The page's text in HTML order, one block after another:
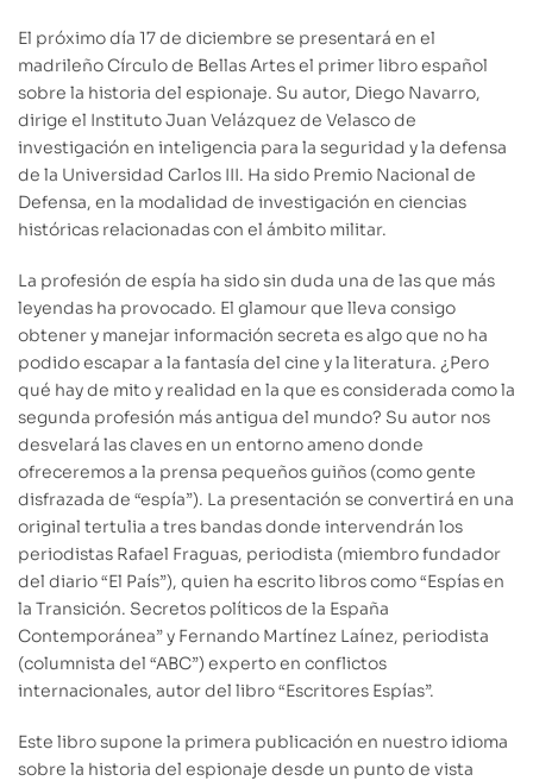
El próximo día 17 de diciembre se presentará en el
madrileño Círculo de Bellas Artes el primer libro español
sobre la historia del espionaje. Su autor, Diego Navarro,
dirige el Instituto Juan Velázquez de Velasco de
investigación en inteligencia para la seguridad y la defensa
de la Universidad Carlos III. Ha sido Premio Nacional de
Defensa, en la modalidad de investigación en ciencias
históricas relacionadas con el ámbito militar.
La profesión de espía ha sido sin duda una de las que más
leyendas ha provocado. El glamour que lleva consigo
obtener y manejar información secreta es algo que no ha
podido escapar a la fantasía del cine y la literatura. ¿Pero
qué hay de mito y realidad en la que es considerada como la
segunda profesión más antigua del mundo? Su autor nos
desvelará las claves en un entorno ameno donde
ofreceremos a la prensa pequeños guiños (como gente
disfrazada de “espía”). La presentación se convertirá en una
original tertulia a tres bandas donde intervendrán los
periodistas Rafael Fraguas, periodista (miembro fundador
del diario “El País”), quien ha escrito libros como “Espías en
la Transición. Secretos políticos de la España
Contemporánea” y Fernando Martínez Laínez, periodista
(columnista del “ABC”) experto en conflictos
internacionales, autor del libro “Escritores Espías”.
Este libro supone la primera publicación en nuestro idioma
sobre la historia del espionaje desde un punto de vista